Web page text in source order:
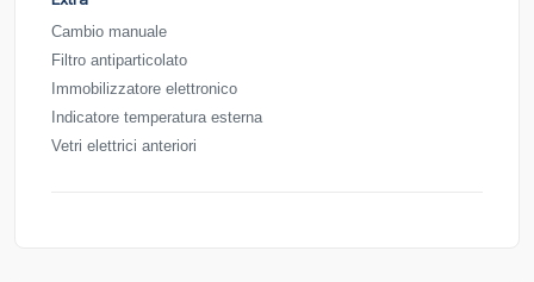
Cambio manuale
Filtro antiparticolato
Immobilizzatore elettronico
Indicatore temperatura esterna
Vetri elettrici anteriori